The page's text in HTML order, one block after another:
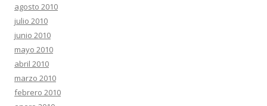
agosto 2010
julio 2010
junio 2010
mayo 2010
abril 2010
marzo 2010
febrero 2010